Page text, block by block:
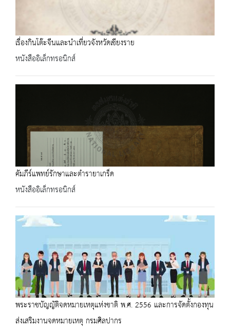
เรื่องกินโต๊ะจีนและนำเที่ยวจังหวัดเชียงราย
หนังสืออิเล็กทรอนิกส์
คัมภีร์แพทย์รักษาและตำรายาเกร็ด
หนังสืออิเล็กทรอนิกส์
พระราชบัญญัติจดหมายเหตุแห่งชาติ พ.ศ. 2556 และการจัดตั้งกองทุน
ส่งเสริมงานจดหมายเหตุ กรมศิลปากร